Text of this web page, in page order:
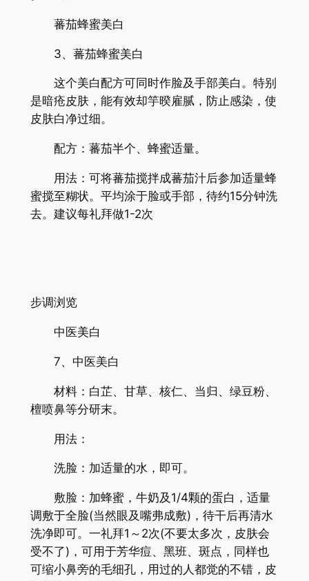
蕃茄蜂蜜美白
3、蕃茄蜂蜜美白
这个美白配方可同时作脸及手部美白。特别
是暗疮皮肤，能有效却竽暌雇腻，防止感染，使
皮肤白净过细。
配方：蕃茄半个、蜂蜜适量。
用法：可将蕃茄搅拌成蕃茄汁后参加适量蜂
蜜搅至糊状。平均涂于脸或手部，待约15分钟洗
去。建议每礼拜做1-2次
步调浏览
中医美白
7、中医美白
材料：白芷、甘草、核仁、当归、绿豆粉、
檀喷鼻等分研末。
用法：
洗脸：加适量的水，即可。
敷脸：加蜂蜜，牛奶及1/4颗的蛋白，适量
调敷于全脸(当然眼及嘴弗成敷)，待干后再清水
洗净即可。一礼拜1～2次(不要太多次，皮肤会
受不了)，可用于芳华痘、黑班、斑点，同样也
可缩小鼻旁的毛细孔，用过的人都觉的不错，皮